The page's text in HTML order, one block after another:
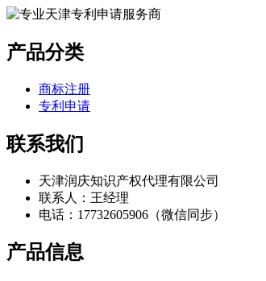
产品分类
商标注册
专利申请
联系我们
天津润庆知识产权代理有限公司
联系人：王经理
电话：17732605906（微信同步）
产品信息